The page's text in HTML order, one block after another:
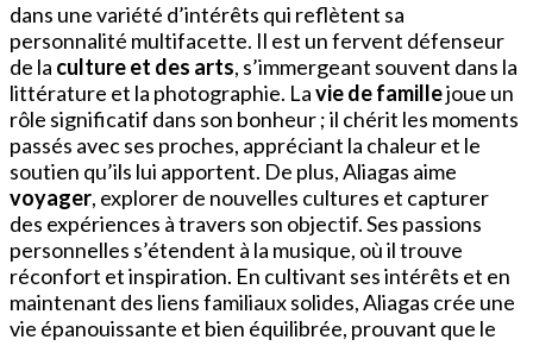
dans une variété d’intérêts qui reflètent sa
personnalité multifacette. Il est un fervent défenseur
de la culture et des arts, s’immergeant souvent dans la
littérature et la photographie. Lavie de famillejoue un
rôle significatif dans son bonheur ; il chérit les moments
passés avec ses proches, appréciant la chaleur et le
soutien qu’ils lui apportent. De plus, Aliagas aime
voyager, explorer de nouvelles cultures et capturer
des expériences à travers son objectif. Ses passions
personnelles s’étendent à la musique, où il trouve
réconfort et inspiration. En cultivant ses intérêts et en
maintenant des liens familiaux solides, Aliagas crée une
vie épanouissante et bien équilibrée, prouvant que le